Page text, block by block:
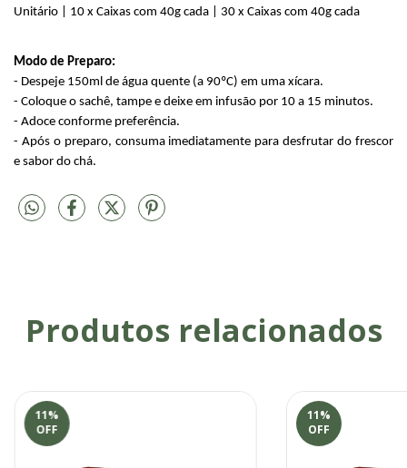
Unitário | 10 x Caixas com 40g cada | 30 x Caixas com 40g cada
Modo de Preparo:
- Despeje 150ml de água quente (a 90ºC) em uma xícara.
- Coloque o sachê, tampe e deixe em infusão por 10 a 15 minutos.
- Adoce conforme preferência.
- Após o preparo, consuma imediatamente para desfrutar do frescor
e sabor do chá.
Produtos relacionados
11%
OFF
11%
OFF